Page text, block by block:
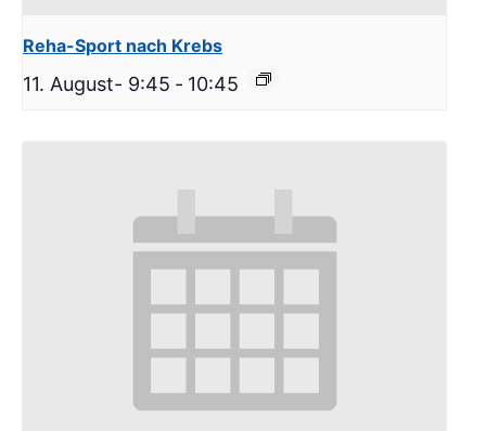
Reha-Sport nach Krebs
11. August- 9:45 - 10:45